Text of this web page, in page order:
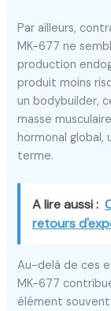
Par ailleurs,
MK-677 ne
production
produit moins
un bodybuilder,
masse
hormonal global,
terme.
A lire aussi :
retours
Au-delà de ces
MK-677
élément